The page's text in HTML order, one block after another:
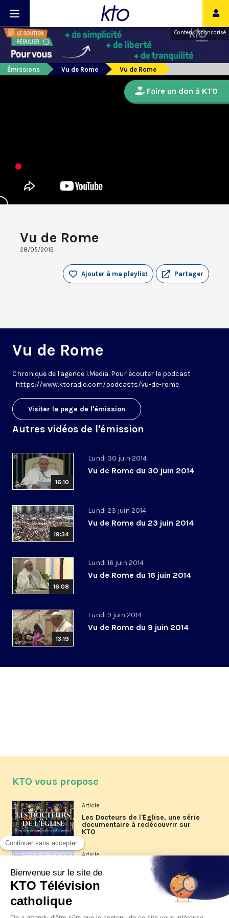
Contenu sponsorisé
Émissions Vu de Rome Vu de Rome
Vu de Rome
28/05/2012
Partager
Ajouter à ma playlist
Vu de Rome
Chronique de l'agence I.Media. Pour écouter le podcast
: https://www.ktoradio.com/podcasts/vu-de-rome
Visiter la page de l'émission
Autres vidéos de l'émission
16:10
Lundi 30 juin 2014
Vu de Rome du 30 juin 2014
19:34
Lundi 23 juin 2014
Vu de Rome du 23 juin 2014
16:08
Lundi 16 juin 2014
Vu de Rome du 16 juin 2014
13:19
Lundi 9 juin 2014
Vu de Rome du 9 juin 2014
Faire un don à KTO
KTO vous propose
Article
Les Docteurs de l'Église, une série
documentaire à redécouvrir sur
KTO
Article
Les reportages d'été 2026 de KTO
La visite pastorale du pape Léon